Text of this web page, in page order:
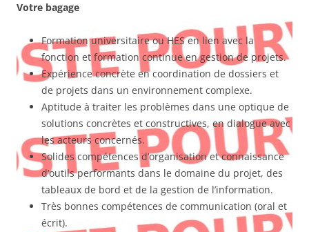
Votre bagage
Formation universitaire ou HES en lien avec la
fonction et formation continue en gestion de projets.
Expérience concrète en coordination de dossiers et
de projets dans un environnement complexe.
Aptitude à traiter les problèmes dans une optique de
solutions concrètes et constructives, en dialogue avec
les acteurs concernés.
Solides compétences d’organisation et connaissance
d’outils performants dans le domaine du projet, des
tableaux de bord et de la gestion de l’information.
Très bonnes compétences de communication (oral et
écrit).